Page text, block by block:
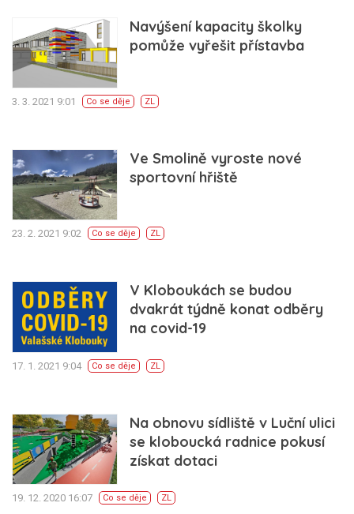
Navýšení kapacity školky
pomůže vyřešit přístavba
3. 3. 2021 9:01 Co se děje ZL
Ve Smolině vyroste nové
sportovní hřiště
23. 2. 2021 9:02 Co se děje ZL
V Kloboukách se budou
dvakrát týdně konat odběry
na covid-19
17. 1. 2021 9:04 Co se děje ZL
Na obnovu sídliště v Luční ulici
se kloboucká radnice pokusí
získat dotaci
19. 12. 2020 16:07 Co se děje ZL